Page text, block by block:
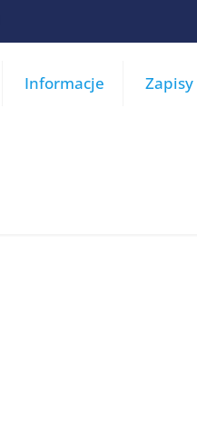
Informacje Zapisy